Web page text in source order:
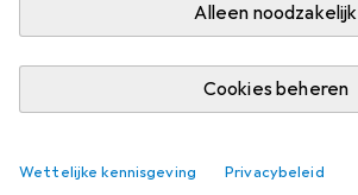
Alleen noodzakelijk
Cookies beheren
Wettelijke kennisgeving Privacybeleid
Zolen
EUR
19,–